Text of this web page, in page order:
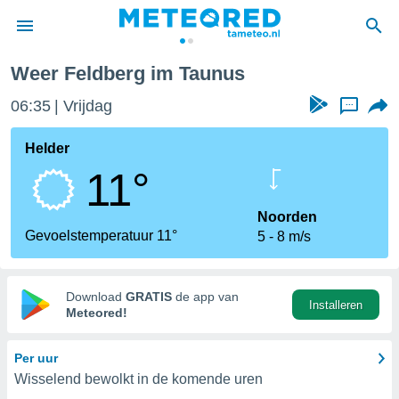
door
verstrekte
hoge
hebt de
voor
op basis
Weer Feldberg im Taunus
06:35 Vrijdag ...
Helder
11°
Gevoelstemperatuur 11°
Noorden
5
8 m/s
Download GRATIS de app van
Meteored!
Installeren
Per uur
Wisselend bewolkt in de komende uren